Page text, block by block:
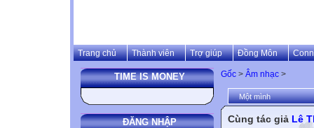
Trang chủ Thành viên Trợ giúp Đồng Môn
TIME IS MONEY
ĐĂNG NHẬP
Gốc > Âm nhạc >
Một mình
Cùng tác giả Lê